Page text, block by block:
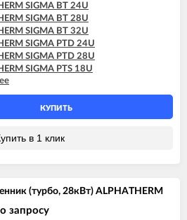
SIGMA BT 24U
SIGMA BT 28U
SIGMA BT 32U
SIGMA PTD 24U
SIGMA PTD 28U
SIGMA PTS 18U
SIGMA PTS 24U
SIGMA PTS 28U
КУПИТЬ
в 1 клик
(турбо, 28кВт) ALPHATHERM
запросу